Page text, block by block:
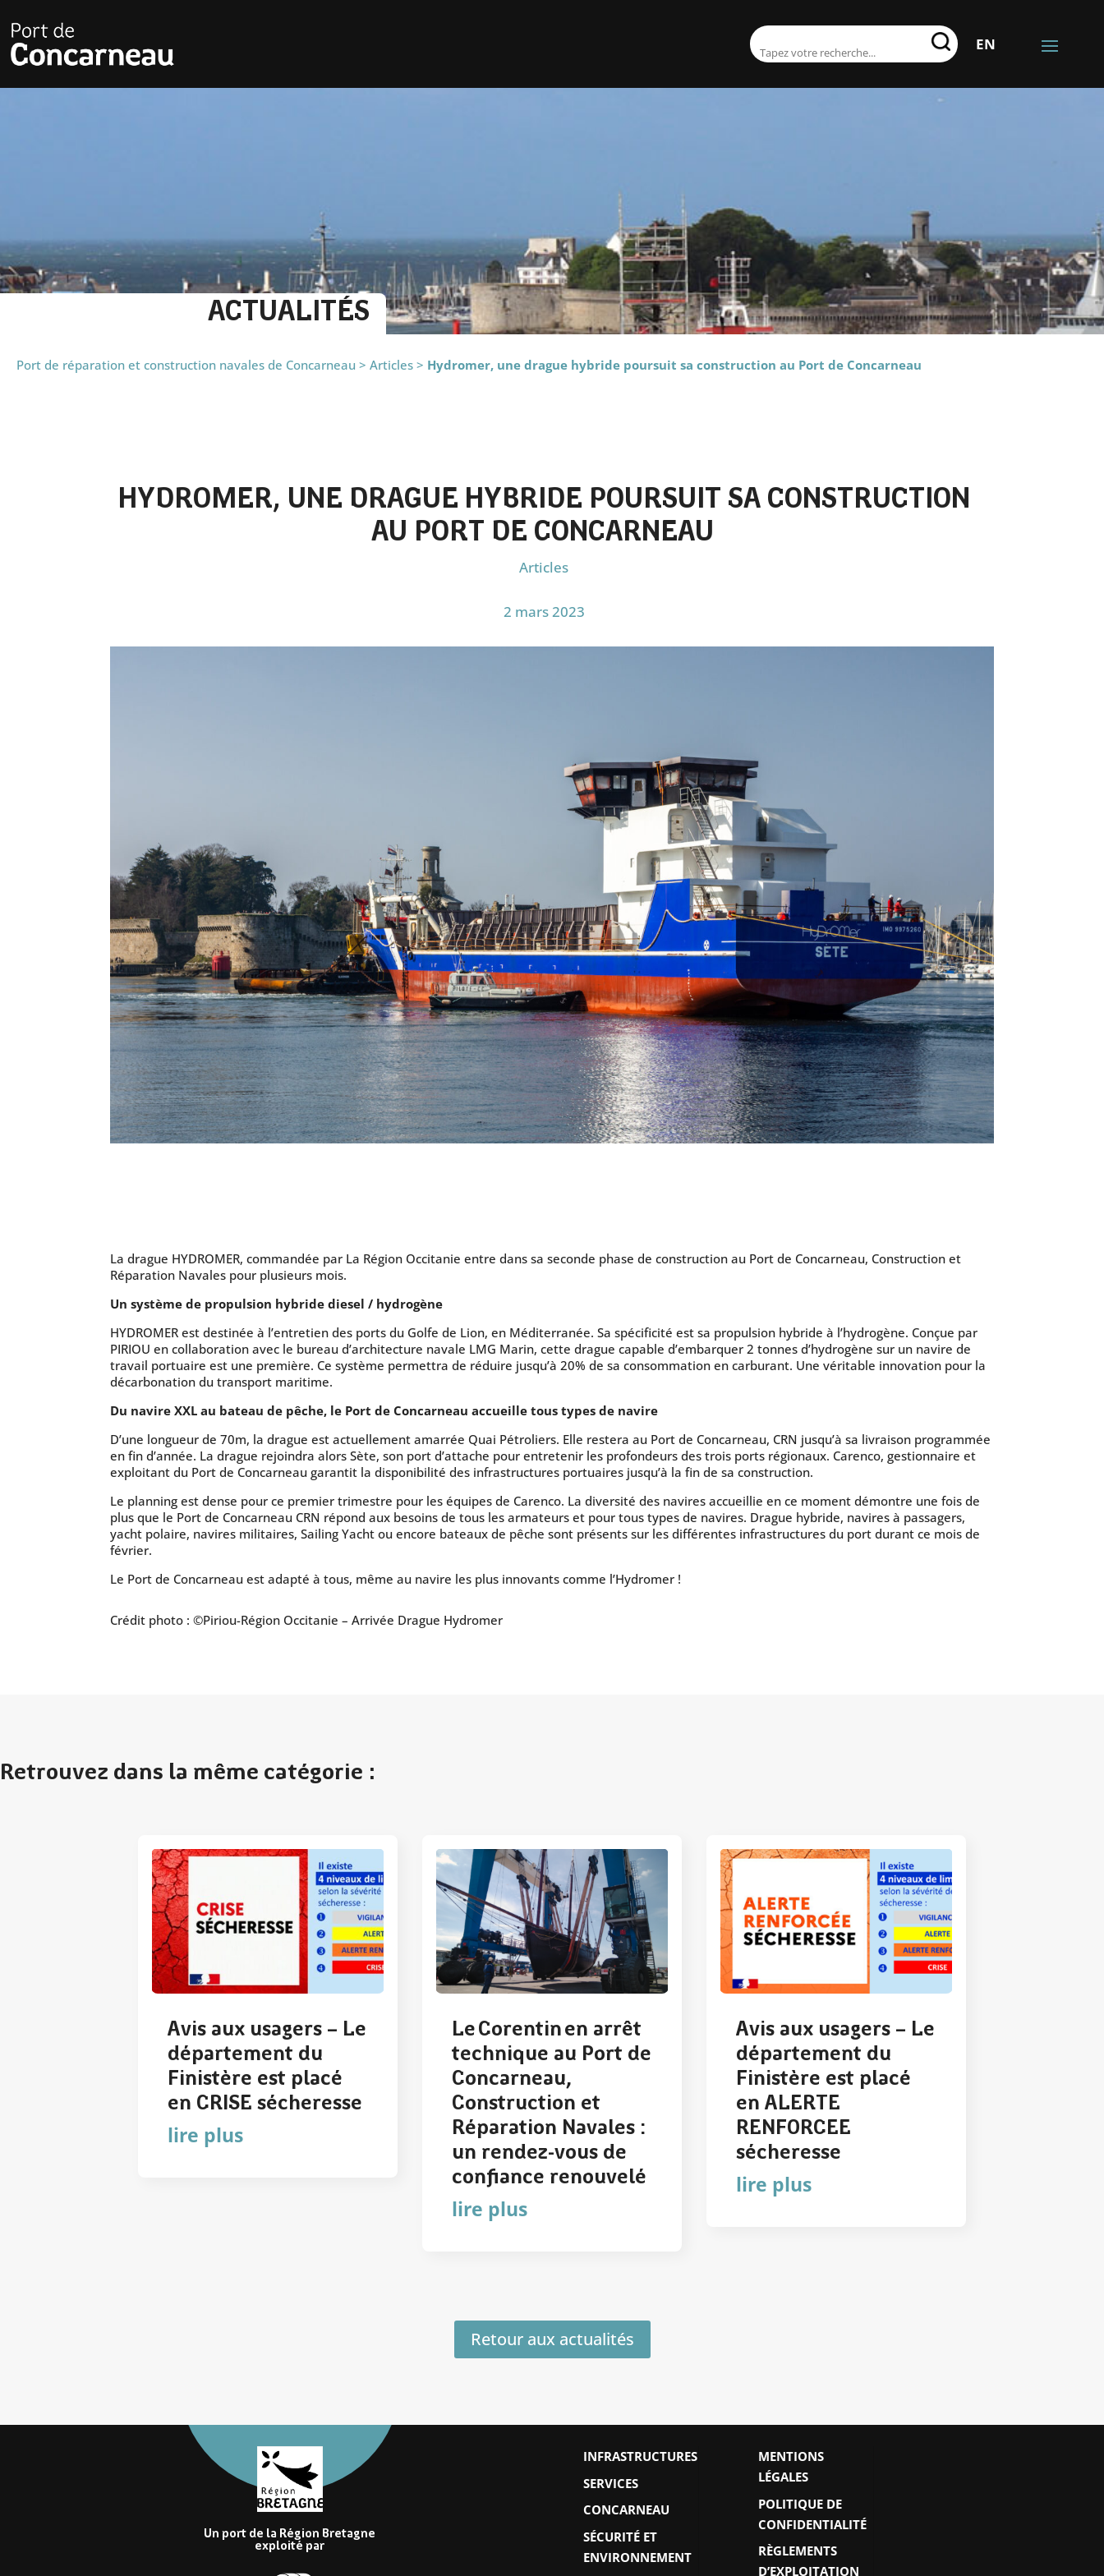
RECHERCHER:
EN
ACTUALITÉS
Port de réparation et construction navales de Concarneau > Articles > Hydromer, une drague hybride poursuit sa construction au Port de Concarneau
HYDROMER, UNE DRAGUE HYBRIDE POURSUIT SA CONSTRUCTION
AU PORT DE CONCARNEAU
Articles
2 mars 2023
La drague HYDROMER, commandée par La Région Occitanie entre dans sa seconde phase de construction au Port de Concarneau, Construction et
Réparation Navales pour plusieurs mois.
Un système de propulsion hybride diesel / hydrogène
HYDROMER est destinée à l’entretien des ports du Golfe de Lion, en Méditerranée. Sa spécificité est sa propulsion hybride à l’hydrogène. Conçue par
PIRIOU en collaboration avec le bureau d’architecture navale LMG Marin, cette drague capable d’embarquer 2 tonnes d’hydrogène sur un navire de
travail portuaire est une première. Ce système permettra de réduire jusqu’à 20% de sa consommation en carburant. Une véritable innovation pour la
décarbonation du transport maritime.
Du navire XXL au bateau de pêche, le Port de Concarneau accueille tous types de navire
D’une longueur de 70m, la drague est actuellement amarrée Quai Pétroliers. Elle restera au Port de Concarneau, CRN jusqu’à sa livraison programmée
en fin d’année. La drague rejoindra alors Sète, son port d’attache pour entretenir les profondeurs des trois ports régionaux. Carenco, gestionnaire et
exploitant du Port de Concarneau garantit la disponibilité des infrastructures portuaires jusqu’à la fin de sa construction.
Le planning est dense pour ce premier trimestre pour les équipes de Carenco. La diversité des navires accueillie en ce moment démontre une fois de
plus que le Port de Concarneau CRN répond aux besoins de tous les armateurs et pour tous types de navires. Drague hybride, navires à passagers,
yacht polaire, navires militaires, Sailing Yacht ou encore bateaux de pêche sont présents sur les différentes infrastructures du port durant ce mois de
février.
Le Port de Concarneau est adapté à tous, même au navire les plus innovants comme l’Hydromer !
Crédit photo : ©Piriou-Région Occitanie – Arrivée Drague Hydromer
Retrouvez dans la même catégorie :
Avis aux usagers – Le
département du
Finistère est placé
en CRISE sécheresse
lire plus
Le Corentin en arrêt
technique au Port de
Concarneau,
Construction et
Réparation Navales :
un rendez-vous de
confiance renouvelé
lire plus
Avis aux usagers – Le
département du
Finistère est placé
en ALERTE
RENFORCEE
sécheresse
lire plus
Retour aux actualités
Un port de la Région Bretagne
exploité par
INFRASTRUCTURES
SERVICES
CONCARNEAU
SÉCURITÉ ET
ENVIRONNEMENT
MENTIONS
LÉGALES
POLITIQUE DE
CONFIDENTIALITÉ
RÈGLEMENTS
D’EXPLOITATION